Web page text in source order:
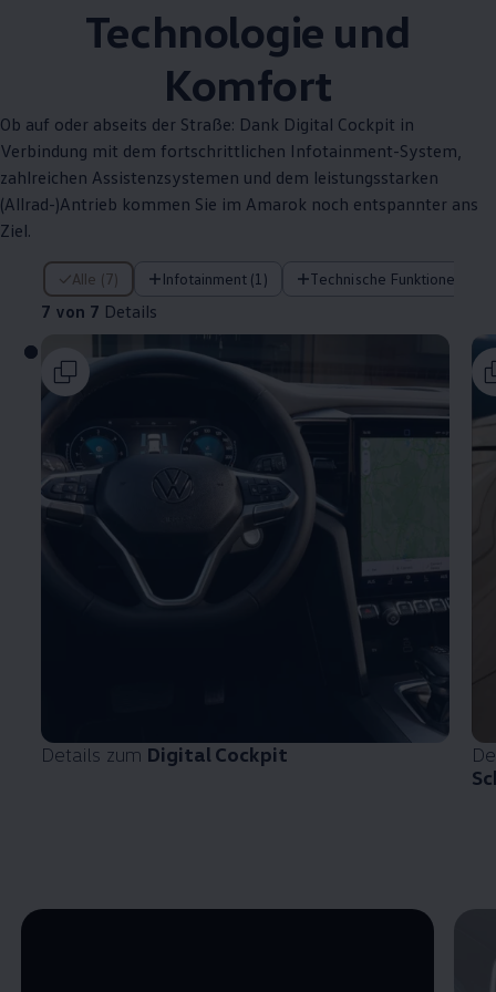
Technologie und
Komfort
Ob auf oder abseits der Straße: Dank Digital Cockpit in
Verbindung mit dem fortschrittlichen Infotainment-System,
zahlreichen Assistenzsystemen und dem leistungsstarken
(Allrad-)Antrieb kommen Sie im Amarok noch entspannter ans
Ziel.
Alle (7) Infotainment (1) Technische Funktionen (4)
7 von 7 Details
7 von 7 Details
Details zum Digital Cockpit